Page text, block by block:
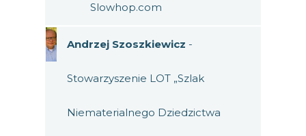
Slowhop.com
Andrzej Szoszkiewicz -
Stowarzyszenie LOT „Szlak
Niematerialnego Dziedzictwa